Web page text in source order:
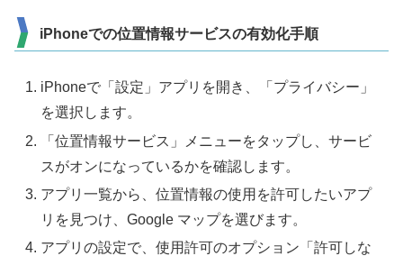
iPhoneでの位置情報サービスの有効化手順
iPhoneで「設定」アプリを開き、「プライバシー」
を選択します。
「位置情報サービス」メニューをタップし、サービ
スがオンになっているかを確認します。
アプリ一覧から、位置情報の使用を許可したいアプ
リを見つけ、Google マップを選びます。
アプリの設定で、使用許可のオプション「許可しな